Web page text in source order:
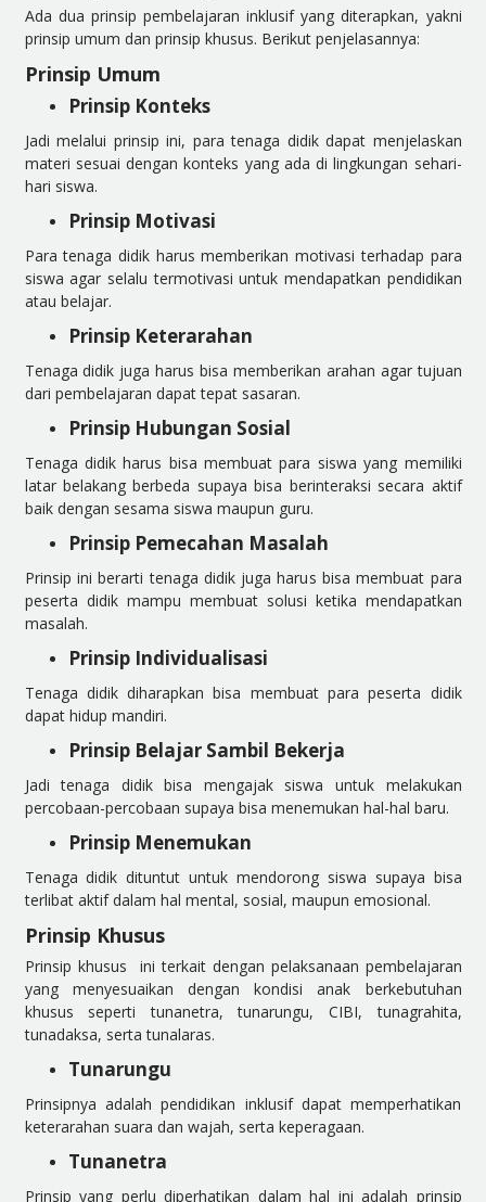
Ada dua prinsip pembelajaran inklusif yang diterapkan, yakni
prinsip umum dan prinsip khusus. Berikut penjelasannya:
Prinsip Umum
Prinsip Konteks
Jadi melalui prinsip ini, para tenaga didik dapat menjelaskan
materi sesuai dengan konteks yang ada di lingkungan sehari-
hari siswa.
Prinsip Motivasi
Para tenaga didik harus memberikan motivasi terhadap para
siswa agar selalu termotivasi untuk mendapatkan pendidikan
atau belajar.
Prinsip Keterarahan
Tenaga didik juga harus bisa memberikan arahan agar tujuan
dari pembelajaran dapat tepat sasaran.
Prinsip Hubungan Sosial
Tenaga didik harus bisa membuat para siswa yang memiliki
latar belakang berbeda supaya bisa berinteraksi secara aktif
baik dengan sesama siswa maupun guru.
Prinsip Pemecahan Masalah
Prinsip ini berarti tenaga didik juga harus bisa membuat para
peserta didik mampu membuat solusi ketika mendapatkan
masalah.
Prinsip Individualisasi
Tenaga didik diharapkan bisa membuat para peserta didik
dapat hidup mandiri.
Prinsip Belajar Sambil Bekerja
Jadi tenaga didik bisa mengajak siswa untuk melakukan
percobaan-percobaan supaya bisa menemukan hal-hal baru.
Prinsip Menemukan
Tenaga didik dituntut untuk mendorong siswa supaya bisa
terlibat aktif dalam hal mental, sosial, maupun emosional.
Prinsip Khusus
Prinsip khusus ini terkait dengan pelaksanaan pembelajaran
yang menyesuaikan dengan kondisi anak berkebutuhan
khusus seperti tunanetra, tunarungu, CIBI, tunagrahita,
tunadaksa, serta tunalaras.
Tunarungu
Prinsipnya adalah pendidikan inklusif dapat memperhatikan
keterarahan suara dan wajah, serta keperagaan.
Tunanetra
Prinsip yang perlu diperhatikan dalam hal ini adalah prinsip